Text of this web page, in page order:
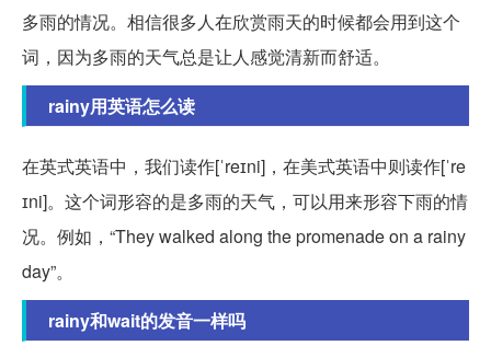
多雨的情况。相信很多人在欣赏雨天的时候都会用到这个
词，因为多雨的天气总是让人感觉清新而舒适。
rainy用英语怎么读
在英式英语中，我们读作[ˈreɪni]，在美式英语中则读作[ˈre
ɪni]。这个词形容的是多雨的天气，可以用来形容下雨的情
况。例如，“They walked along the promenade on a rainy
day”。
rainy和wait的发音一样吗